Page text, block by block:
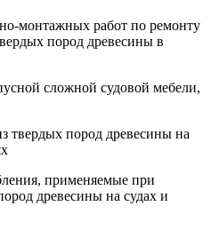
монтажных работ по ремонту
пород древесины в
сложной судовой мебели,
твердых пород древесины на
применяемые при
древесины на судах и